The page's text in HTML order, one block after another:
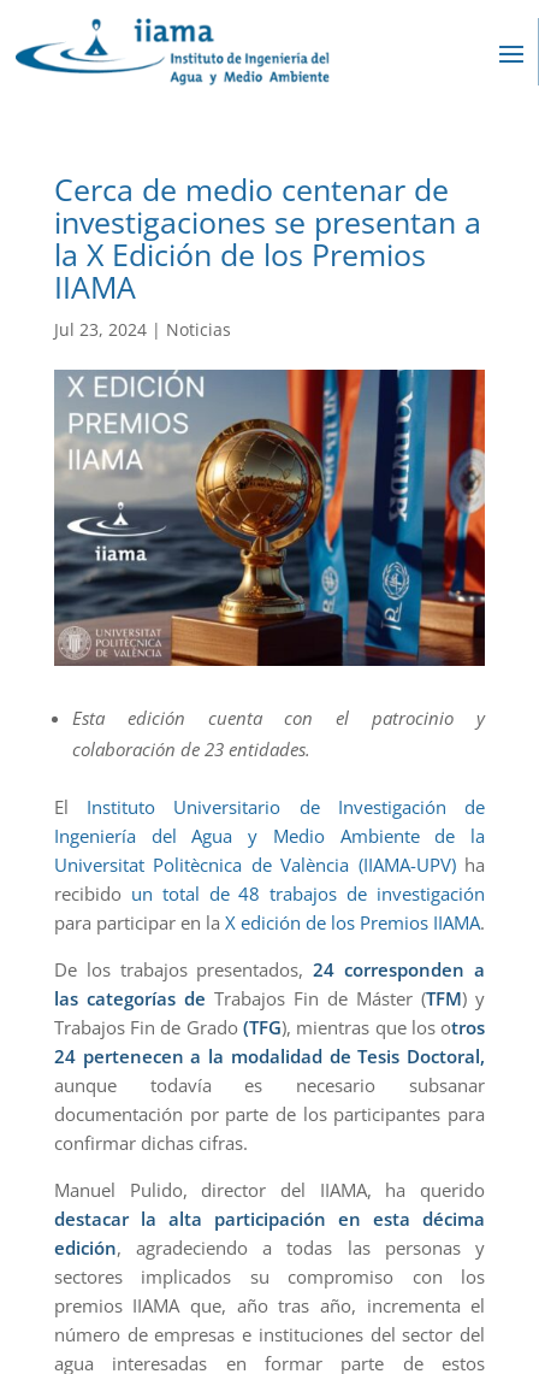
Cerca de medio centenar de
investigaciones se presentan a
la X Edición de los Premios
IIAMA
Jul 23, 2024| Noticias
Esta edición cuenta con el patrocinio y
colaboración de 23 entidades.
El Instituto Universitario de Investigación de
Ingeniería del Agua y Medio Ambiente de la
Universitat Politècnica de València (IIAMA-UPV)ha
recibido un total de 48 trabajos de investigación
para participar en la X edición de los Premios IIAMA.
De los trabajos presentados,24 corresponden a
las categorías de Trabajos Fin de Máster (TFM) y
Trabajos Fin de Grado (TFG), mientras que los otros
24 pertenecen a la modalidad de Tesis Doctoral,
aunque todavía es necesario subsanar
documentación por parte de los participantes para
confirmar dichas cifras.
Manuel Pulido, director del IIAMA, ha querido
destacar la alta participación en esta décima
edición, agradeciendo a todas las personas y
sectores implicados su compromiso con los
premios IIAMA que, año tras año, incrementa el
número de empresas e instituciones del sector del
agua interesadas en formar parte de estos